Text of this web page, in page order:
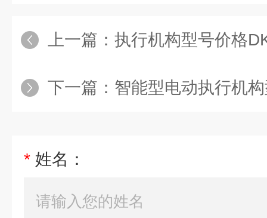
上一篇： 执行机构型号价格
下一篇： 智能型电动执行机构型号
* 姓名：